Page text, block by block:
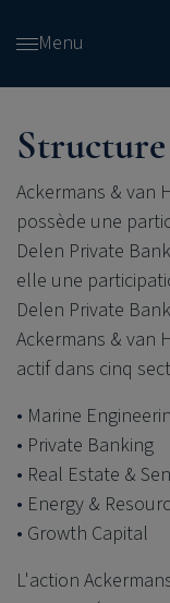
contenu
Menu
Ackermans & van
possède une
Delen Private Bank
elle une
Delen Private Bank
Ackermans & van
actif dans cinq
Marine
Private Banking
Real Estate &
Energy &
Growth Capital
L'action